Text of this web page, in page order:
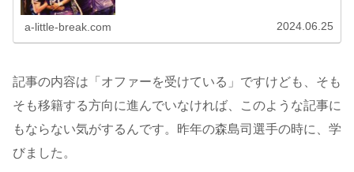
a-little-break.com 2024.06.25
記事の内容は「オファーを受けている」ですけども、そも
そも移籍する方向に進んでいなければ、このような記事に
もならない気がするんです。昨年の森島司選手の時に、学
びました。